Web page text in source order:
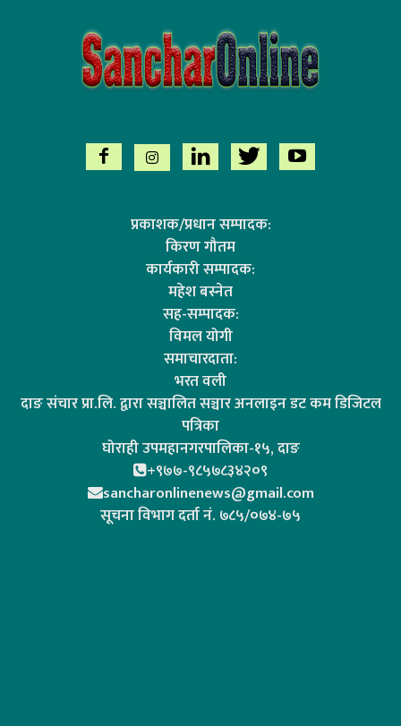
प्रकाशक/प्रधान सम्पादक:
किरण गौतम
कार्यकारी सम्पादक:
महेश बस्नेत
सह-सम्पादक:
विमल योगी
समाचारदाता:
भरत वली
दाङ संचार प्रा.लि. द्वारा सञ्चालित सञ्चार अनलाइन डट कम डिजिटल
पत्रिका
घोराही उपमहानगरपालिका-१५, दाङ
+९७७-९८५७८३४२०९
sancharonlinenews@gmail.com
सूचना विभाग दर्ता न‌ं. ७८५/०७४-७५